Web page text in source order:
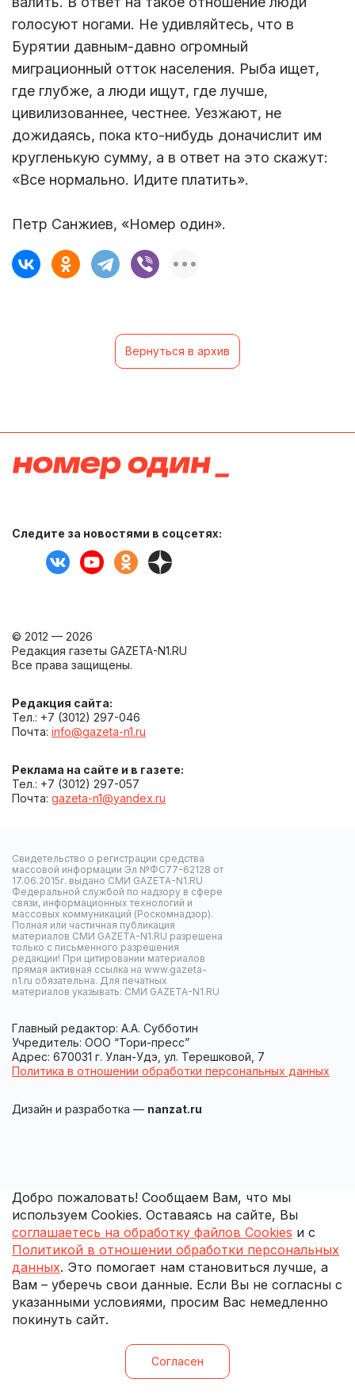
голосуют ногами. Не удивляйтесь, что в
Бурятии давным-давно огромный
миграционный отток населения. Рыба ищет,
где глубже, а люди ищут, где лучше,
цивилизованнее, честнее. Уезжают, не
дожидаясь, пока кто-нибудь доначислит им
кругленькую сумму, а в ответ на это скажут:
«Все нормально. Идите платить».
Петр Санжиев, «Номер один».
Вернуться в архив
Следите за новостями в соцсетях:
© 2012 — 2026
Редакция газеты GAZETA-N1.RU
Все права защищены.
Редакция сайта:
Тел.: +7 (3012) 297-046
Почта: info@gazeta-n1.ru
Реклама на сайте и в газете:
Тел.: +7 (3012) 297-057
Почта: gazeta-n1@yandex.ru
Свидетельство о регистрации средства
массовой информации Эл №ФС77-62128 от
17.06.2015г. выдано СМИ GAZETA-N1.RU
Федеральной службой по надзору в сфере
связи, информационных технологий и
массовых коммуникаций (Роскомнадзор).
Полная или частичная публикация
материалов СМИ GAZETA-N1.RU разрешена
только с письменного разрешения
редакции! При цитировании материалов
прямая активная ссылка на www.gazeta-
n1.ru обязательна. Для печатных
материалов указывать: СМИ GAZETA-N1.RU
Главный редактор: А.А. Субботин
Учредитель: ООО “Тори-пресс”
Адрес: 670031 г. Улан-Удэ, ул. Терешковой, 7
Политика в отношении обработки персональных данных
Дизайн и разработка — nanzat.ru
Добро пожаловать! Сообщаем Вам, что мы
используем Cookies. Оставаясь на сайте, Вы
соглашаетесь на обработку файлов Cookies и с
Политикой в отношении обработки персональных
данных. Это помогает нам становиться лучше, а
Вам – уберечь свои данные. Если Вы не согласны с
указанными условиями, просим Вас немедленно
покинуть сайт.
Согласен